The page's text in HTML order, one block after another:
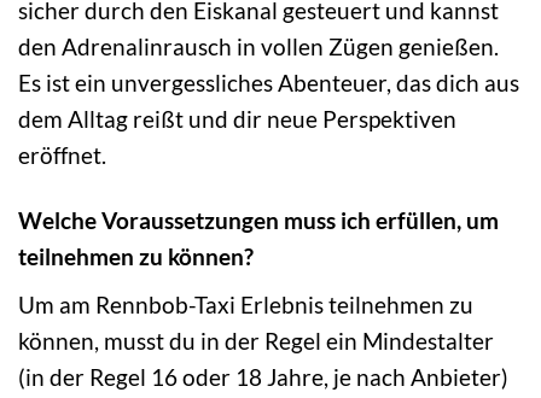
sicher durch den Eiskanal gesteuert und kannst
den Adrenalinrausch in vollen Zügen genießen.
Es ist ein unvergessliches Abenteuer, das dich aus
dem Alltag reißt und dir neue Perspektiven
eröffnet.
Welche Voraussetzungen muss ich erfüllen, um
teilnehmen zu können?
Um am Rennbob-Taxi Erlebnis teilnehmen zu
können, musst du in der Regel ein Mindestalter
(in der Regel 16 oder 18 Jahre, je nach Anbieter)